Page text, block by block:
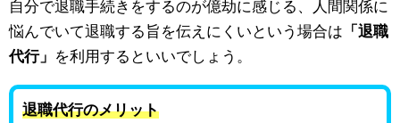
自分で退職手続きをするのが億劫に感じる、人間関係に
悩んでいて退職する旨を伝えにくいという場合は 「退職
代行」 を利用するといいでしょう。
退職代行のメリット